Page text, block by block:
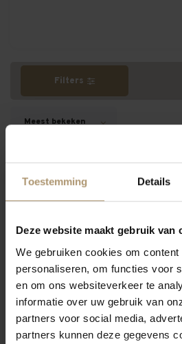
Toestemming Details
Deze website maakt gebruik van
We gebruiken cookies om
personaliseren, om functies voor
en om ons websiteverkeer te
informatie over uw gebruik van
partners voor social media,
partners kunnen deze gegevens
Filters
Meest bekeken
Montes Reserva
Chardonnay